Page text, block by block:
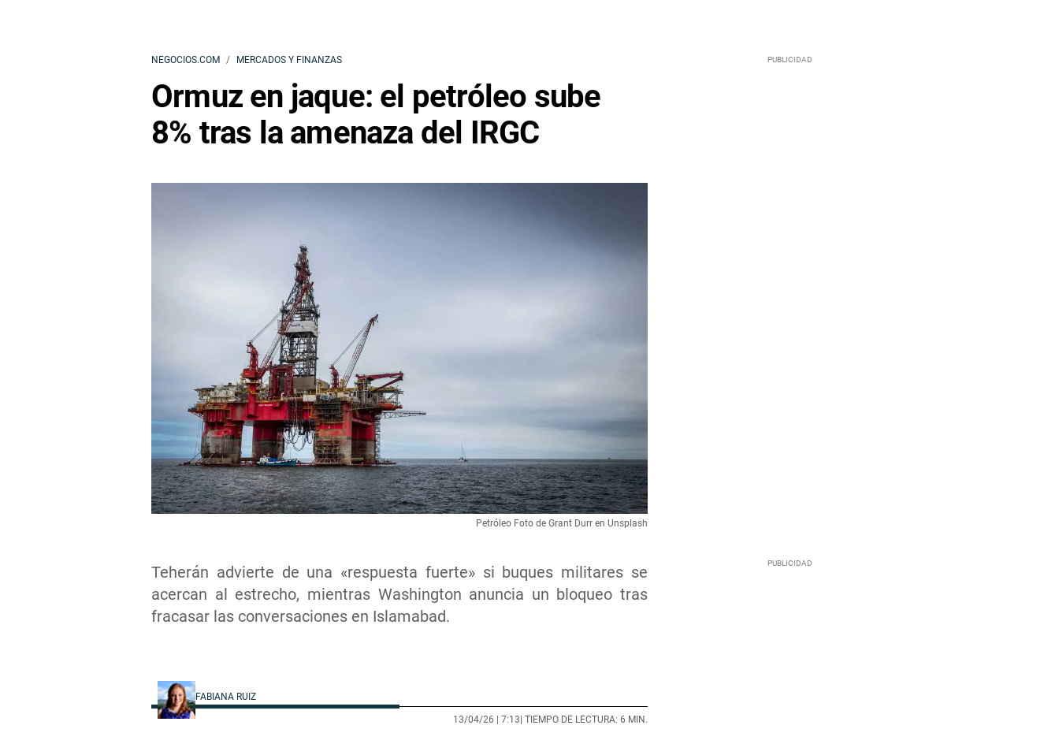
NEGOCIOS.COM MERCADOS Y FINANZAS
Ormuz en jaque: el petróleo sube
8% tras la amenaza del IRGC
Teherán advierte de una «respuesta fuerte» si buques militares se
acercan al estrecho, mientras Washington anuncia un bloqueo tras
fracasar las conversaciones en Islamabad.
Petróleo Foto de Grant Durr en Unsplash
FABIANA RUIZ
13/04/26 | 7:13 | TIEMPO DE LECTURA: 6 MIN.